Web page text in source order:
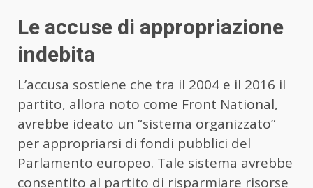
Le accuse di appropriazione
indebita
L’accusa sostiene che tra il 2004 e il 2016 il
partito, allora noto come Front National,
avrebbe ideato un “sistema organizzato”
per appropriarsi di fondi pubblici del
Parlamento europeo. Tale sistema avrebbe
consentito al partito di risparmiare risorse